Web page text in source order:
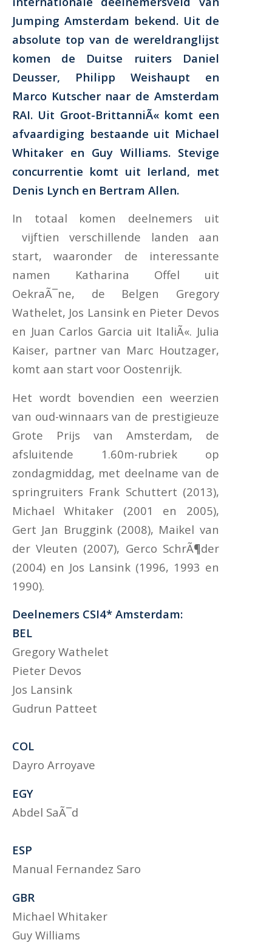
Jumping Amsterdam bekend. Uit de
absolute top van de wereldranglijst
komen de Duitse ruiters Daniel
Deusser, Philipp Weishaupt en
Marco Kutscher naar de Amsterdam
RAI. Uit Groot-BrittanniÃ« komt een
afvaardiging bestaande uit Michael
Whitaker en Guy Williams. Stevige
concurrentie komt uit Ierland, met
Denis Lynch en Bertram Allen.
In totaal komen deelnemers uit
vijftien verschillende landen aan
start, waaronder de interessante
namen Katharina Offel uit
OekraÃ¯ne, de Belgen Gregory
Wathelet, Jos Lansink en Pieter Devos
en Juan Carlos Garcia uit ItaliÃ«. Julia
Kaiser, partner van Marc Houtzager,
komt aan start voor Oostenrijk.
Het wordt bovendien een weerzien
van oud-winnaars van de prestigieuze
Grote Prijs van Amsterdam, de
afsluitende 1.60m-rubriek op
zondagmiddag, met deelname van de
springruiters Frank Schuttert (2013),
Michael Whitaker (2001 en 2005),
Gert Jan Bruggink (2008), Maikel van
der Vleuten (2007), Gerco SchrÃ¶der
(2004) en Jos Lansink (1996, 1993 en
1990).
Deelnemers CSI4* Amsterdam:
BEL
Gregory Wathelet
Pieter Devos
Jos Lansink
Gudrun Patteet
COL
Dayro Arroyave
EGY
Abdel SaÃ¯d
ESP
Manual Fernandez Saro
GBR
Michael Whitaker
Guy Williams